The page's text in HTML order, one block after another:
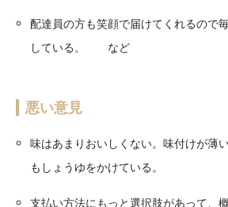
配達員の方も笑顔で届けてくれるので
している。 など
悪い意見
味はあまりおいしくない。味付けが薄
もしょうゆをかけている。
支払い方法にもっと選択肢があって、